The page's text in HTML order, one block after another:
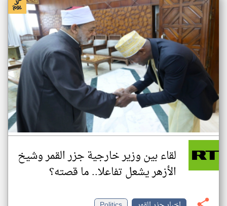
لقاء بين وزير خارجية جزر القمر وشيخ
الأزهر يشعل تفاعلا.. ما قصته؟